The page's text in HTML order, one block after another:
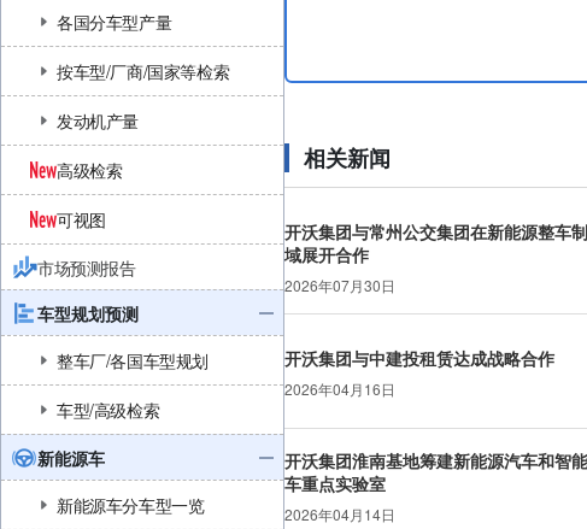
各国分车型产量
按车型/厂商/国家等检索
发动机产量
高级检索
可视图
市场预测报告
车型规划预测
整车厂/各国车型规划
车型/高级检索
新能源车
新能源车分车型一览
相关新闻
开沃集团与常州公交集团在新能源整车
域展开合作
2026年07月30日
开沃集团与中建投租赁达成战略合作
2026年04月16日
开沃集团淮南基地筹建新能源汽车和智
车重点实验室
2026年04月14日